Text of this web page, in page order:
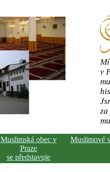
v
Muslimská obec v
Praze
se představuje
Muslimové